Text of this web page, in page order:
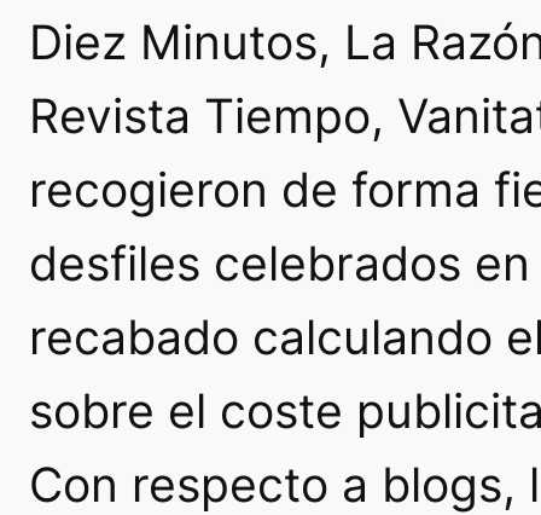
Diez Minutos, La
Revista Tiempo,
recogieron de forma
desfiles celebrados
recabado calculando
sobre el coste
Con respecto a blogs,